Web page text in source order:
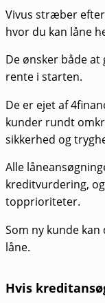
Vivus stræber
hvor du kan låne
De ønsker både at
rente i starten.
De er ejet af
kunder rundt
sikkerhed og
Alle
kreditvurdering,
topprioriteter.
Som ny kunde
låne.
Hvis